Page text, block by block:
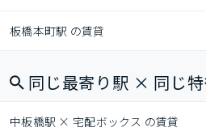
板橋本町駅 の賃貸
同じ最寄り駅 × 同じ
中板橋駅 × 宅配ボックス の賃貸